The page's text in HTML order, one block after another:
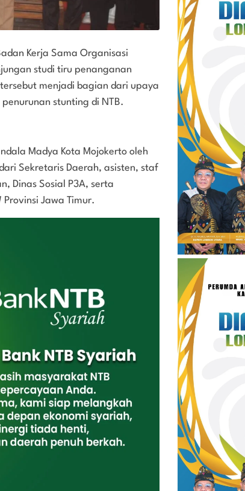
Kerja Sama Organisasi
studi tiru penanganan
menjadi bagian dari upaya
stunting di NTB.
Madya Kota Mojokerto oleh
Sekretaris Daerah, asisten, staf
Dinas Sosial P3A, serta
Jawa Timur.